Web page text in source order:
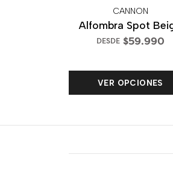
CANNON
Alfombra Spot
DESDE $59.990
VER OPCIONES